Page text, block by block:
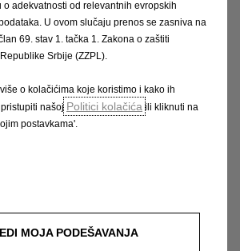
kao ilustracija i može prikazivati dodatnu opremu
adekvatnosti od relevantnih evropskih
U ovom slučaju prenos se zasniva na
69. stav 1. tačka 1. Zakona o zaštiti
Srbije (ZZPL).
o kolačićima koje koristimo i kako ih
našoj Politici kolačića ili kliknuti na
postavkama'.
MOJA PODEŠAVANJA